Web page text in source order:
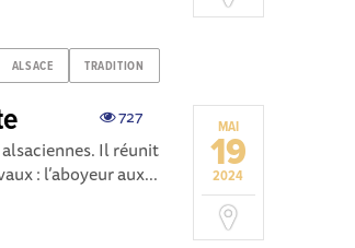
ALSACE TRADITION
MAI
19
2024
727
Il réunit
: l’aboyeur aux...